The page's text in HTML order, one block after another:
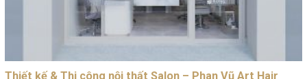
Thiết kế & Thi công nội thất Salon – Phan Vũ Art Hair